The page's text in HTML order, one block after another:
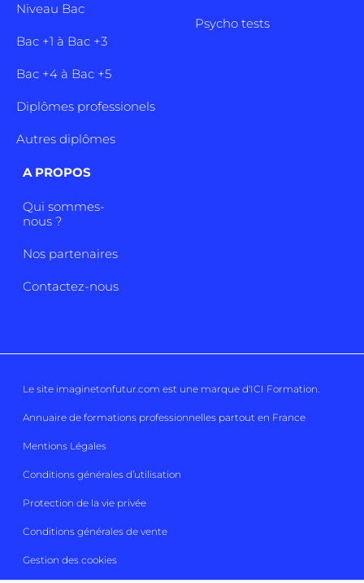
Niveau Bac
Bac +1 à Bac +3
Bac +4 à Bac +5
Diplômes professionels
Autres diplômes
Psycho tests
A PROPOS
Qui sommes-
nous ?
Nos partenaires
Contactez-nous
Le site imaginetonfutur.com est une marque d'ICI Formation.
Annuaire de formations professionnelles partout en France
Mentions Légales
Conditions générales d’utilisation
Protection de la vie privée
Conditions générales de vente
Gestion des cookies